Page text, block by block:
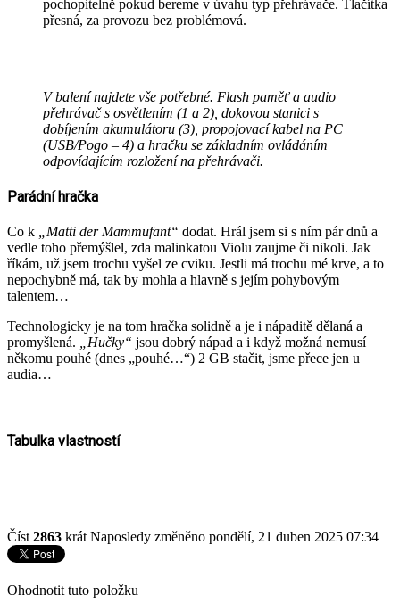
pochopitelně pokud bereme v úvahu typ přehrávače. Tlačítka
přesná, za provozu bez problémová.
V balení najdete vše potřebné. Flash paměť a audio
přehrávač s osvětlením (1 a 2), dokovou stanici s
dobíjením akumulátoru (3), propojovací kabel na PC
(USB/Pogo – 4) a hračku se základním ovládáním
odpovídajícím rozložení na přehrávači.
Parádní hračka
Co k „Matti der Mammufant“ dodat. Hrál jsem si s ním pár dnů a
vedle toho přemýšlel, zda malinkatou Violu zaujme či nikoli. Jak
říkám, už jsem trochu vyšel ze cviku. Jestli má trochu mé krve, a to
nepochybně má, tak by mohla a hlavně s jejím pohybovým
talentem…
Technologicky je na tom hračka solidně a je i nápaditě dělaná a
promyšlená. „Hučky“ jsou dobrý nápad a i když možná nemusí
někomu pouhé (dnes „pouhé…“) 2 GB stačit, jsme přece jen u
audia…
Tabulka vlastností
Číst 2863 krát Naposledy změněno pondělí, 21 duben 2025 07:34
Ohodnotit tuto položku